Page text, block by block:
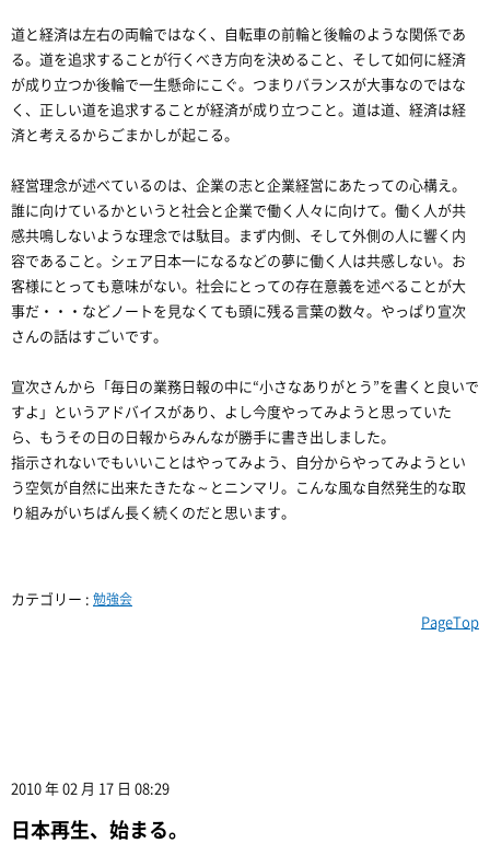
道と経済は左右の両輪ではなく、自転車の前輪と後輪のような関係であ
る。道を追求することが行くべき方向を決めること、そして如何に経済
が成り立つか後輪で一生懸命にこぐ。つまりバランスが大事なのではな
く、正しい道を追求することが経済が成り立つこと。道は道、経済は経
済と考えるからごまかしが起こる。
経営理念が述べているのは、企業の志と企業経営にあたっての心構え。
誰に向けているかというと社会と企業で働く人々に向けて。働く人が共
感共鳴しないような理念では駄目。まず内側、そして外側の人に響く内
容であること。シェア日本一になるなどの夢に働く人は共感しない。お
客様にとっても意味がない。社会にとっての存在意義を述べることが大
事だ・・・などノートを見なくても頭に残る言葉の数々。やっぱり宣次
さんの話はすごいです。
宣次さんから「毎日の業務日報の中に“小さなありがとう”を書くと良いで
すよ」というアドバイスがあり、よし今度やってみようと思っていた
ら、もうその日の日報からみんなが勝手に書き出しました。
指示されないでもいいことはやってみよう、自分からやってみようとい
う空気が自然に出来たきたな～とニンマリ。こんな風な自然発生的な取
り組みがいちばん長く続くのだと思います。
カテゴリー : 勉強会
PageTop
2010 年 02 月 17 日 08:29
日本再生、始まる。